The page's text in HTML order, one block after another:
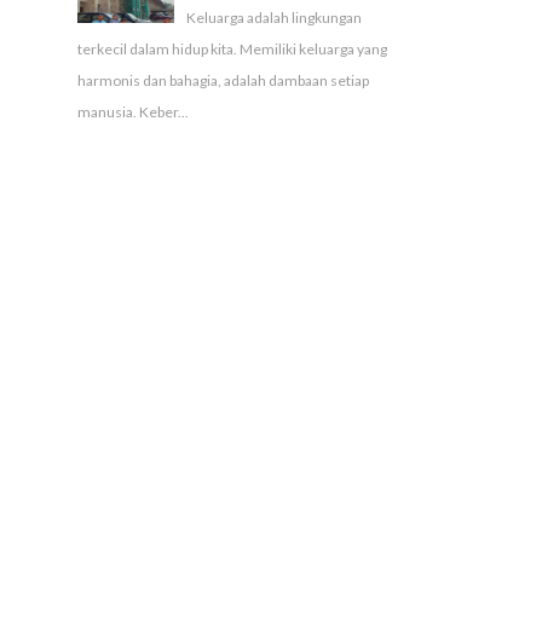
Keluarga adalah lingkungan
terkecil dalam hidup kita. Memiliki keluarga yang
harmonis dan bahagia, adalah dambaan setiap
manusia. Keber...